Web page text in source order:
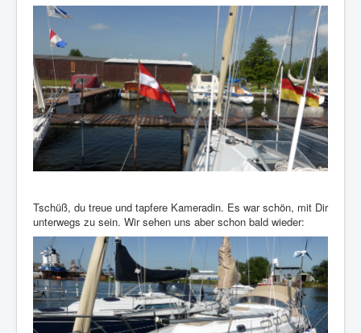
Tschüß, du treue und tapfere Kameradin. Es war schön, mit Dir
unterwegs zu sein. Wir sehen uns aber schon bald wieder: